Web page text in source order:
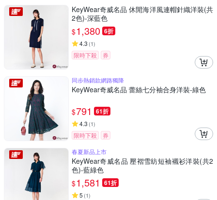
KeyWear奇威名品 休閒海洋風連帽針織洋裝(共
2色)-深藍色
$1,380 6折
4.3 (1)
限時下殺 券
同步熱銷款網路獨降
KeyWear奇威名品 蕾絲七分袖合身洋裝-綠色
$791 61折
4.3 (1)
限時下殺
券
春夏新品上市
KeyWear奇威名品 壓褶雪紡短袖襯衫洋裝(共2
色)-藍綠色
$1,581 61折
5 (1)